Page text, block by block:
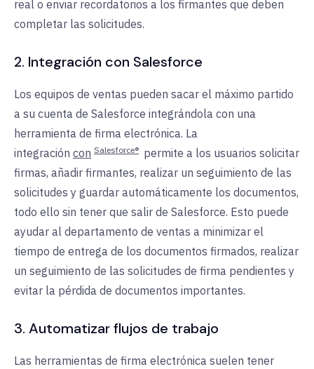
real o enviar recordatorios a los firmantes que deben
completar las solicitudes.
2. Integración con Salesforce
Los equipos de ventas pueden sacar el máximo partido
a su cuenta de Salesforce integrándola con una
herramienta de firma electrónica. La
integración con Salesforce® permite a los usuarios solicitar
firmas, añadir firmantes, realizar un seguimiento de las
solicitudes y guardar automáticamente los documentos,
todo ello sin tener que salir de Salesforce. Esto puede
ayudar al departamento de ventas a minimizar el
tiempo de entrega de los documentos firmados, realizar
un seguimiento de las solicitudes de firma pendientes y
evitar la pérdida de documentos importantes.
3. Automatizar flujos de trabajo
Las herramientas de firma electrónica suelen tener